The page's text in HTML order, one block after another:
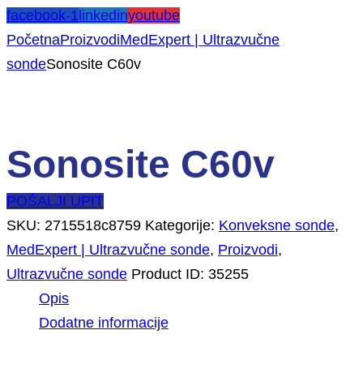
facebook-1 linkedinyoutube
PočetnaProizvodiMedExpert | Ultrazvučne
sondeSonosite C60v
Sonosite C60v
POŠALJI UPIT
SKU: 2715518c8759 Kategorije: Konveksne sonde,
MedExpert | Ultrazvučne sonde, Proizvodi,
Ultrazvučne sonde Product ID: 35255
Opis
Dodatne informacije